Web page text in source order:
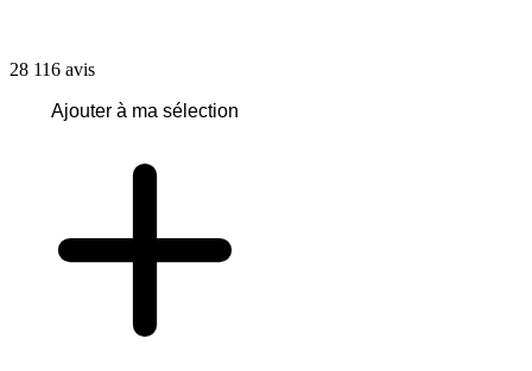
28 116 avis
Ajouter à ma sélection